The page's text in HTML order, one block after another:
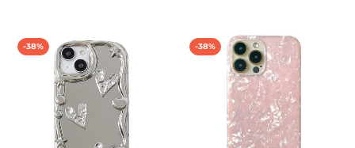
-38% -38%